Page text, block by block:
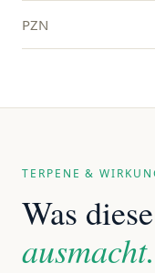
PZN
TERPENE &
Was
ausmacht.